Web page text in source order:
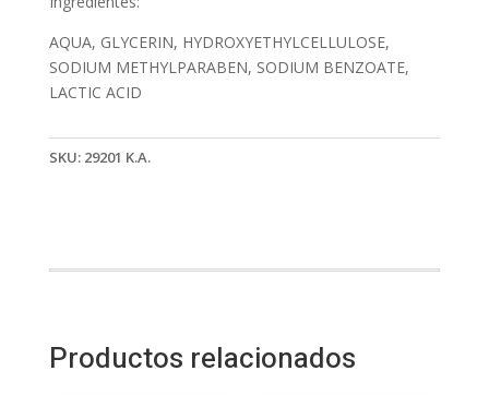
AQUA, GLYCERIN, HYDROXYETHYLCELLULOSE,
SODIUM METHYLPARABEN, SODIUM BENZOATE,
LACTIC ACID
SKU: 29201 K.A.
Productos relacionados